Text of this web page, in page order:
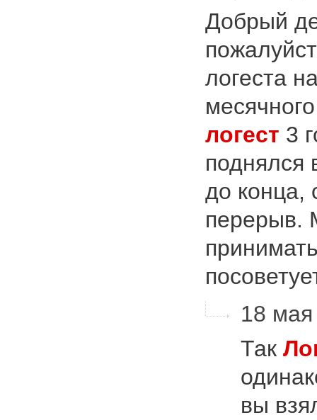
Добрый
логеста
логест 3
поднялся
до конца,
перерыв.
18
Так
вы